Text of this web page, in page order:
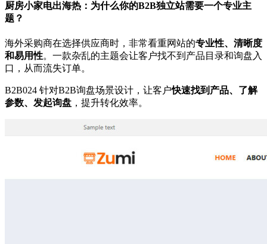
厨房小家电出海热：为什么你的B2B独立站需要一个专业主
题？
海外采购商在选择供应商时，非常看重网站的专业性、清晰度
和易用性。一款杂乱的主题会让客户找不到产品目录和询盘入
口，从而流失订单。
B2B024 针对B2B询盘场景设计，让客户快速找到产品、了解
参数、发起询盘 ，提升转化效率。